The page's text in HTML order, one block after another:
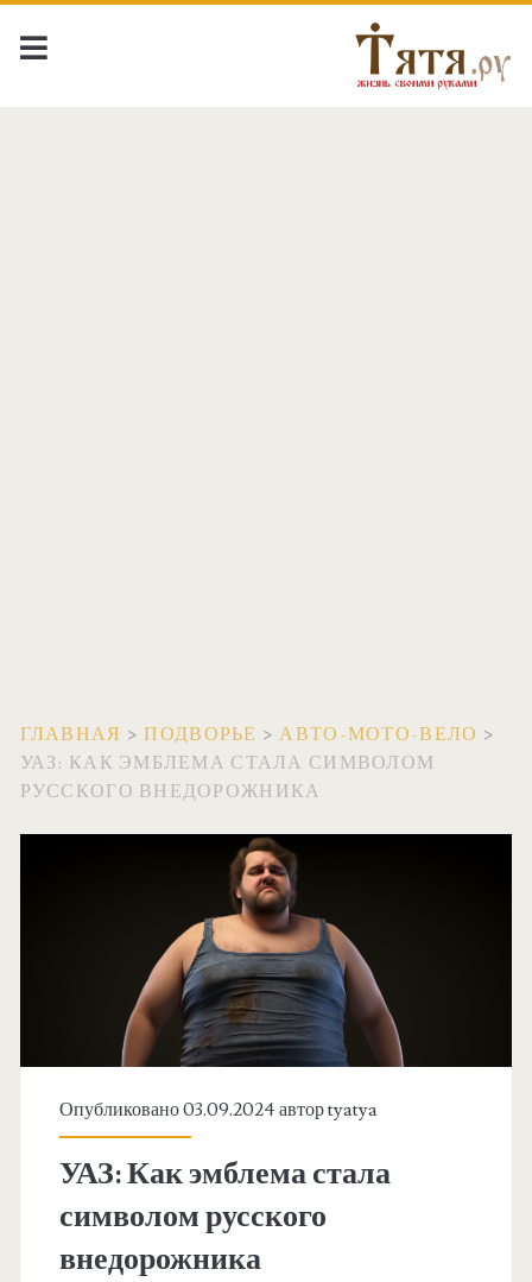
ГЛАВНАЯ >ПОДВОРЬЕ >АВТО-МОТО-ВЕЛО >
УАЗ: КАК ЭМБЛЕМА СТАЛА СИМВОЛОМ
РУССКОГО ВНЕДОРОЖНИКА
Опубликовано 03.09.2024 авторtyatya
УАЗ: Как эмблема стала
символом русского
внедорожника